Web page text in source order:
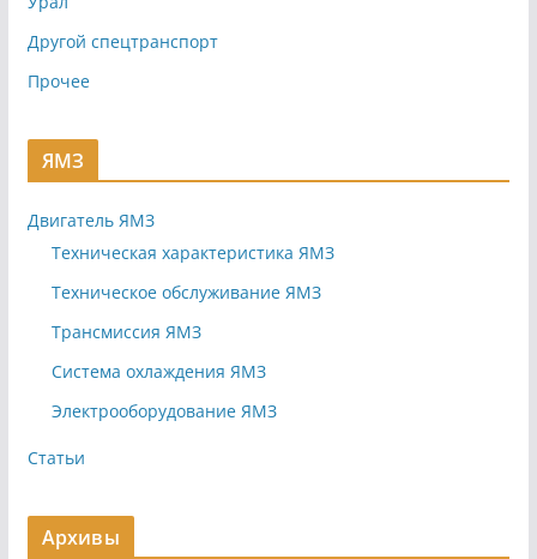
Другой спецтранспорт
Прочее
ЯМЗ
Двигатель ЯМЗ
Техническая характеристика ЯМЗ
Техническое обслуживание ЯМЗ
Трансмиссия ЯМЗ
Система охлаждения ЯМЗ
Электрооборудование ЯМЗ
Статьи
Архивы